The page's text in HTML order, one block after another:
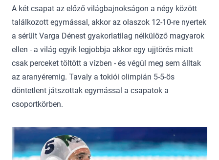
A két csapat az előző világbajnokságon a négy között
találkozott egymással, akkor az olaszok 12-10-re nyertek
a sérült Varga Dénest gyakorlatilag nélkülöző magyarok
ellen - a világ egyik legjobbja akkor egy ujjtörés miatt
csak perceket töltött a vízben - és végül meg sem álltak
az aranyéremig. Tavaly a tokiói olimpián 5-5-ös
döntetlent játszottak egymással a csapatok a
csoportkörben.